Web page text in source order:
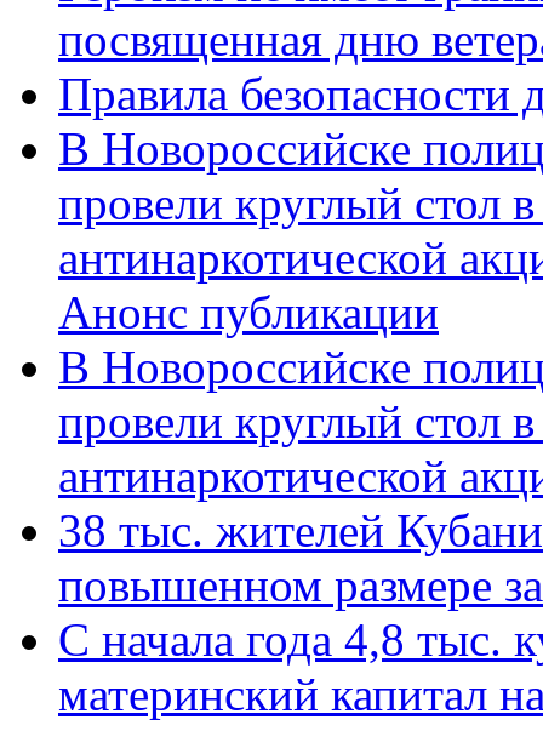
посвященная дню
Правила безопасности
В Новороссийске
провели круглый стол
антинаркотической
Анонс публикации
В Новороссийске
провели круглый стол
антинаркотической
38 тыс. жителей
повышенном размере
С начала года 4,8 тыс.
материнский капитал